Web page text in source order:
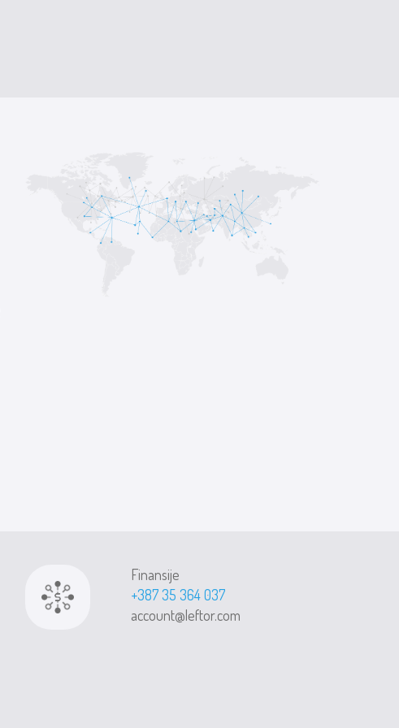
Finansije
+387 35 364 037
account@leftor.com